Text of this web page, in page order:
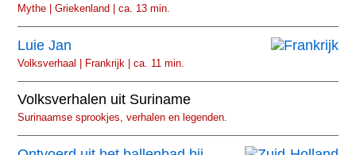
Mythe | Griekenland | ca. 13 min.
Luie Jan
Volksverhaal | Frankrijk | ca. 11 min.
Volksverhalen uit Suriname
Surinaamse sprookjes, verhalen en legenden.